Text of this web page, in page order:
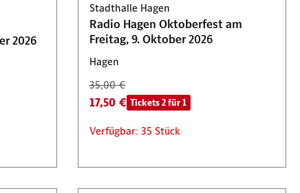
2026
Stadthalle Hagen
Radio Hagen Oktoberfest am
Freitag, 9. Oktober 2026
Hagen
35,00 €
17,50 € Tickets 2 für 1
Verfügbar: 35 Stück